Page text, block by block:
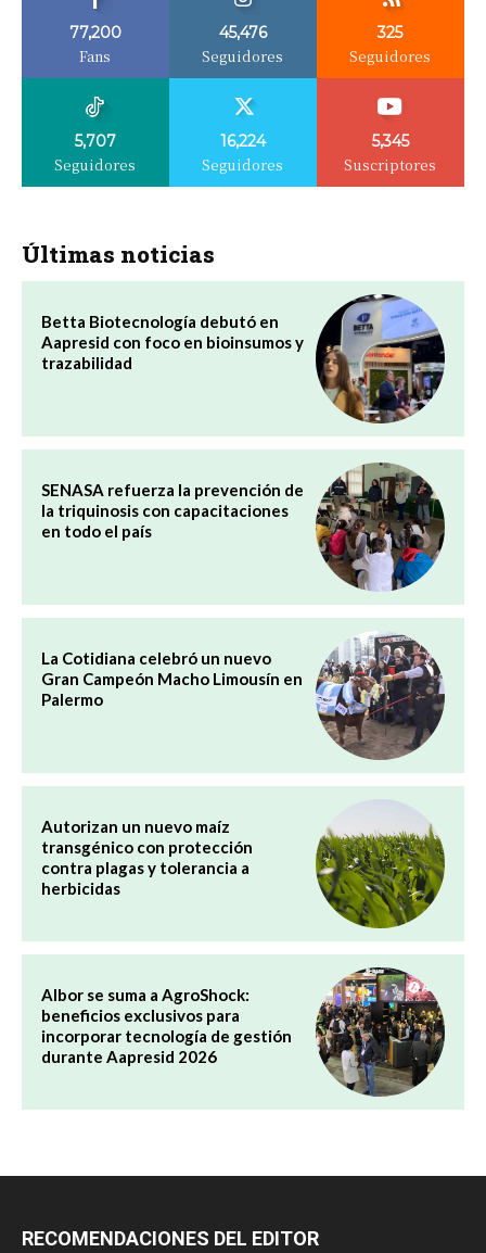
77,200
Fans
45,476
Seguidores
325
Seguidores
5,707
Seguidores
16,224
Seguidores
5,345
Suscriptores
Últimas noticias
Betta Biotecnología debutó en
Aapresid con foco en bioinsumos y
trazabilidad
SENASA refuerza la prevención de
la triquinosis con capacitaciones
en todo el país
La Cotidiana celebró un nuevo
Gran Campeón Macho Limousín en
Palermo
Autorizan un nuevo maíz
transgénico con protección
contra plagas y tolerancia a
herbicidas
Albor se suma a AgroShock:
beneficios exclusivos para
incorporar tecnología de gestión
durante Aapresid 2026
RECOMENDACIONES DEL EDITOR